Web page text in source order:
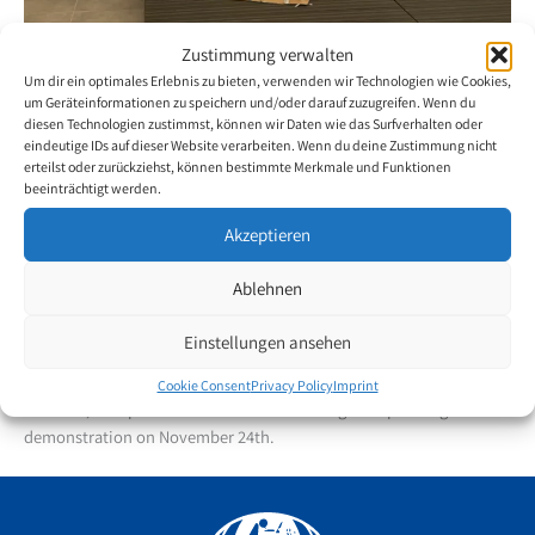
Zustimmung verwalten
Um dir ein optimales Erlebnis zu bieten, verwenden wir Technologien wie Cookies,
um Geräteinformationen zu speichern und/oder darauf zuzugreifen. Wenn du
diesen Technologien zustimmst, können wir Daten wie das Surfverhalten oder
eindeutige IDs auf dieser Website verarbeiten. Wenn du deine Zustimmung nicht
erteilst oder zurückziehst, können bestimmte Merkmale und Funktionen
beeinträchtigt werden.
Akzeptieren
Ablehnen
Einstellungen ansehen
Cookie ConsentPrivacy PolicyImprint
Inclusion week
14. December 2023
From November 27th to 30th, 2023, Banco Santander held an
Inclusion Week. With this project, the bank aims to promote
diversity and help people with disabilities through international
Artists of Spain organized an exhibition with 34 works on different
themes at the headquarters of Banco Santander in Madrid. In
demonstration on November 24th.
Facebook
YouTube
Instagram